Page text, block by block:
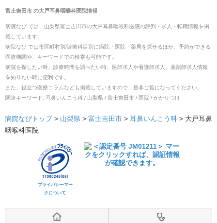
富士吉田市の大戸耳鼻咽喉科医院情報
病院なび では、 山梨県富士吉田市の大戸耳鼻咽喉科医院の評判・求人・転職情報を掲
載しています。
病院なび では市区町村別/診療科目別に病院・医院・薬局を探せるほか、予約ができる
医療機関や、キーワードでの検索も可能です。
病院を探したい時、診療時間を調べたい時、医師求人や看護師求人、薬剤師求人情報
を知りたい時に便利です。
また、役立つ医療コラムなども掲載していますので、是非ご覧になってください。
関連キーワード: 耳鼻いんこう科 / 山梨県 / 富士吉田市 / 医院 / かかりつけ
病院なびトップ > 山梨県 > 富士吉田市 > 耳鼻いんこう科 > 大戸耳鼻
咽喉科医院
プライバシーマー
クについて